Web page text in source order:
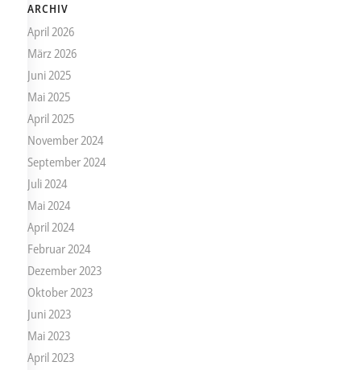
ARCHIV
April 2026
März 2026
Juni 2025
Mai 2025
April 2025
November 2024
September 2024
Juli 2024
Mai 2024
April 2024
Februar 2024
Dezember 2023
Oktober 2023
Juni 2023
Mai 2023
April 2023